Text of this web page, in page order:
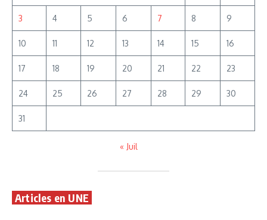
3 4 5 6 7 8 9
10 11 12 13 14 15 16
17 18 19 20 21 22 23
24 25 26 27 28 29 30
31
« Juil
Articles en UNE